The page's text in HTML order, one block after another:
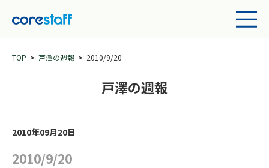
TOP 戸澤の週報 2010/9/20
戸澤の週報
2010年09月20日
2010/9/20